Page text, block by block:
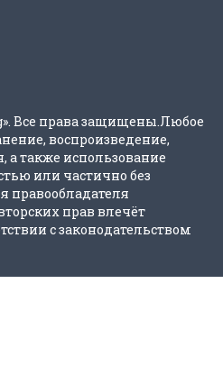
Все права защищены.Любое
воспроизведение,
а также использование
или частично без
правообладателя
прав влечёт
с законодательством